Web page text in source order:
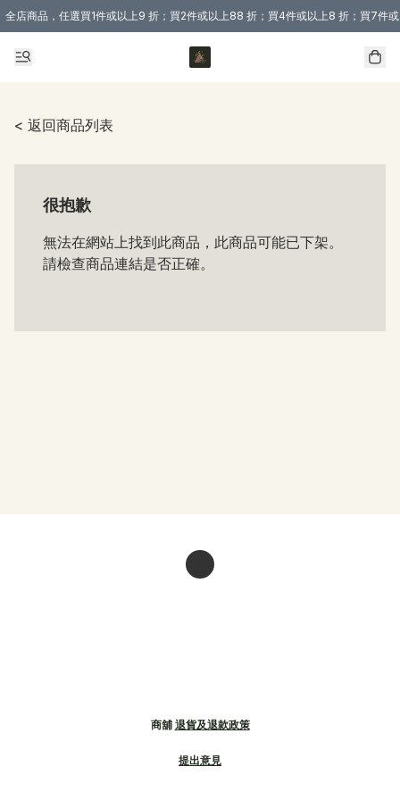
全店商品，任選買1件或以上9 折；買2件或以上88 折；買4件或以上8 折；買7件
購買 3 件商品或以上即享免運費優惠！（適用於 本地送貨、本地取貨 )
< 返回商品列表
很抱歉
無法在網站上找到此商品，此商品可能已下架。
請檢查商品連結是否正確。
商舖 退貨及退款政策
提出意見